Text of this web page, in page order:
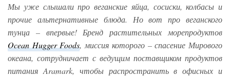
Мы уже слышали про веганские яйца, сосиски, колбасы и
прочие альтернативные блюда. Но вот про веганского
тунца – впервые! Бренд растительных морепродуктов
Ocean Hugger Foods, миссия которого – спасение Мирового
океана, сотрудничает с ведущим поставщиком продуктов
питания Aramark, чтобы распространить в офисных и